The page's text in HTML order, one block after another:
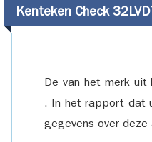
Kenteken Check
De van het merk uit
. In het rapport dat
gegevens over deze